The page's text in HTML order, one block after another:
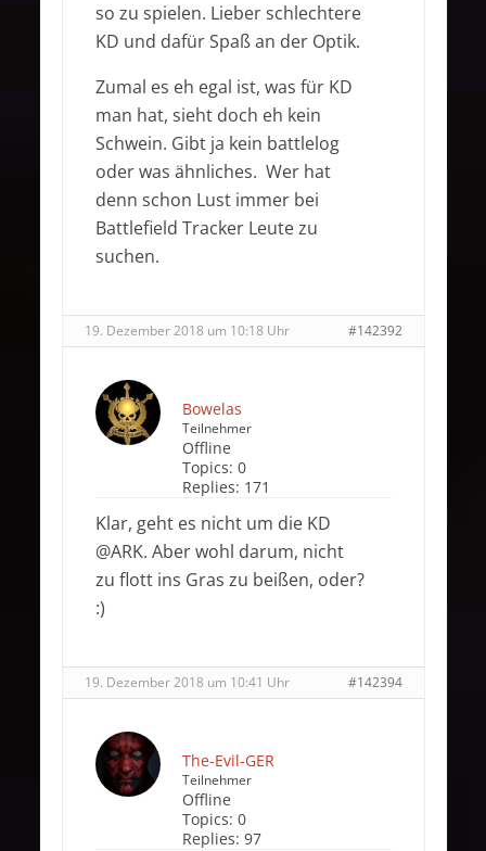
so zu spielen. Lieber schlechtere
KD und dafür Spaß an der Optik.
Zumal es eh egal ist, was für KD
man hat, sieht doch eh kein
Schwein. Gibt ja kein battlelog
oder was ähnliches. Wer hat
denn schon Lust immer bei
Battlefield Tracker Leute zu
suchen.
19. Dezember 2018 um 10:18 Uhr #142392
Bowelas
Teilnehmer
Offline
Topics: 0
Replies: 171
Klar, geht es nicht um die KD
@ARK. Aber wohl darum, nicht
zu flott ins Gras zu beißen, oder?
:)
19. Dezember 2018 um 10:41 Uhr #142394
The-Evil-GER
Teilnehmer
Offline
Topics: 0
Replies: 97